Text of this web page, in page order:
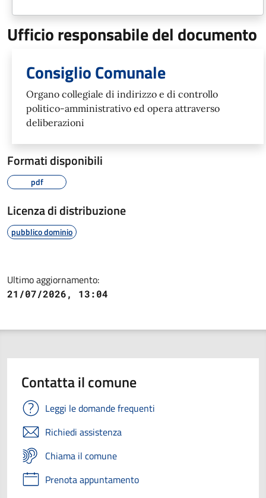
Ufficio responsabile del documento
Consiglio Comunale
Organo collegiale di indirizzo e di controllo
politico-amministrativo ed opera attraverso
deliberazioni
Formati disponibili
pdf
Licenza di distribuzione
pubblico dominio
Ultimo aggiornamento:
21/07/2026, 13:04
Contatta il comune
Leggi le domande frequenti
Richiedi assistenza
Chiama il comune
Prenota appuntamento